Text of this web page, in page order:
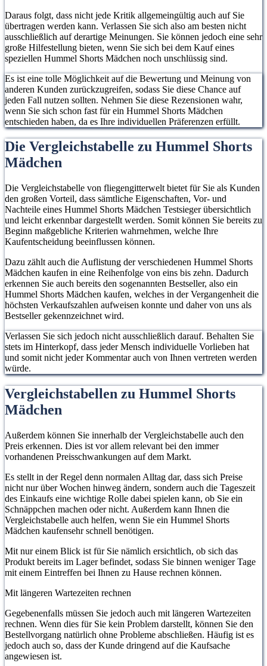
Daraus folgt, dass nicht jede Kritik allgemeingültig auch auf Sie
übertragen werden kann. Verlassen Sie sich also am besten nicht
ausschließlich auf derartige Meinungen. Sie können jedoch eine sehr
große Hilfestellung bieten, wenn Sie sich bei dem Kauf eines
speziellen Hummel Shorts Mädchen noch unschlüssig sind.
Es ist eine tolle Möglichkeit auf die Bewertung und Meinung von
anderen Kunden zurückzugreifen, sodass Sie diese Chance auf
jeden Fall nutzen sollten. Nehmen Sie diese Rezensionen wahr,
wenn Sie sich schon fast für ein Hummel Shorts Mädchen
entschieden haben, da es Ihre individuellen Präferenzen erfüllt.
Die Vergleichstabelle zu Hummel Shorts
Mädchen
Die Vergleichstabelle von fliegengitterwelt bietet für Sie als Kunden
den großen Vorteil, dass sämtliche Eigenschaften, Vor- und
Nachteile eines Hummel Shorts Mädchen Testsieger übersichtlich
und leicht erkennbar dargestellt werden. Somit können Sie bereits zu
Beginn maßgebliche Kriterien wahrnehmen, welche Ihre
Kaufentscheidung beeinflussen können.
Dazu zählt auch die Auflistung der verschiedenen Hummel Shorts
Mädchen kaufen in eine Reihenfolge von eins bis zehn. Dadurch
erkennen Sie auch bereits den sogenannten Bestseller, also ein
Hummel Shorts Mädchen kaufen, welches in der Vergangenheit die
höchsten Verkaufszahlen aufweisen konnte und daher von uns als
Bestseller gekennzeichnet wird.
Verlassen Sie sich jedoch nicht ausschließlich darauf. Behalten Sie
stets im Hinterkopf, dass jeder Mensch individuelle Vorlieben hat
und somit nicht jeder Kommentar auch von Ihnen vertreten werden
würde.
Vergleichstabellen zu Hummel Shorts
Mädchen
Außerdem können Sie innerhalb der Vergleichstabelle auch den
Preis erkennen. Dies ist vor allem relevant bei den immer
vorhandenen Preisschwankungen auf dem Markt.
Es stellt in der Regel denn normalen Alltag dar, dass sich Preise
nicht nur über Wochen hinweg ändern, sondern auch die Tageszeit
des Einkaufs eine wichtige Rolle dabei spielen kann, ob Sie ein
Schnäppchen machen oder nicht. Außerdem kann Ihnen die
Vergleichstabelle auch helfen, wenn Sie ein Hummel Shorts
Mädchen kaufensehr schnell benötigen.
Mit nur einem Blick ist für Sie nämlich ersichtlich, ob sich das
Produkt bereits im Lager befindet, sodass Sie binnen weniger Tage
mit einem Eintreffen bei Ihnen zu Hause rechnen können.
Mit längeren Wartezeiten rechnen
Gegebenenfalls müssen Sie jedoch auch mit längeren Wartezeiten
rechnen. Wenn dies für Sie kein Problem darstellt, können Sie den
Bestellvorgang natürlich ohne Probleme abschließen. Häufig ist es
jedoch auch so, dass der Kunde dringend auf die Kaufsache
angewiesen ist.